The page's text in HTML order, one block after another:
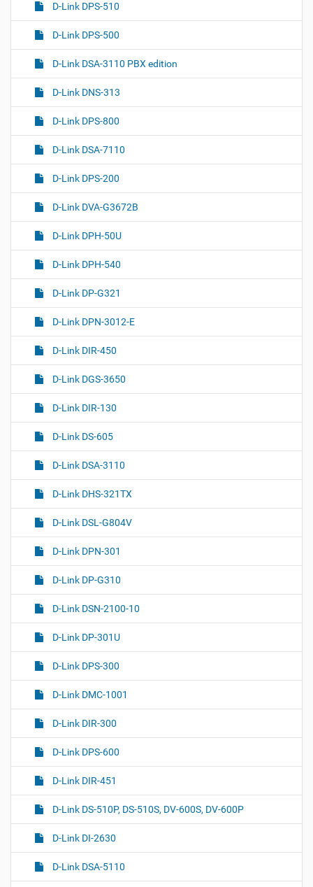
D-Link DPS-510
D-Link DPS-500
D-Link DSA-3110 PBX edition
D-Link DNS-313
D-Link DPS-800
D-Link DSA-7110
D-Link DPS-200
D-Link DVA-G3672B
D-Link DPH-50U
D-Link DPH-540
D-Link DP-G321
D-Link DPN-3012-E
D-Link DIR-450
D-Link DGS-3650
D-Link DIR-130
D-Link DS-605
D-Link DSA-3110
D-Link DHS-321TX
D-Link DSL-G804V
D-Link DPN-301
D-Link DP-G310
D-Link DSN-2100-10
D-Link DP-301U
D-Link DPS-300
D-Link DMC-1001
D-Link DIR-300
D-Link DPS-600
D-Link DIR-451
D-Link DS-510P, DS-510S, DV-600S, DV-600P
D-Link DI-2630
D-Link DSA-5110